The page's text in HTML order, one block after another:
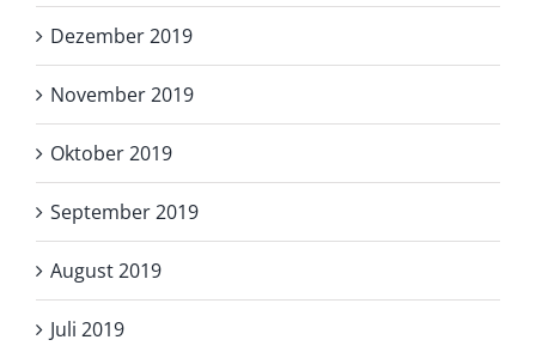
Dezember 2019
November 2019
Oktober 2019
September 2019
August 2019
Juli 2019